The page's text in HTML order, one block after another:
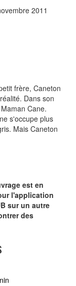
2011
frère, Caneton
Dans son
Cane.
s'occupe plus
Mais Caneton
est en
l'application
sur un autre
des